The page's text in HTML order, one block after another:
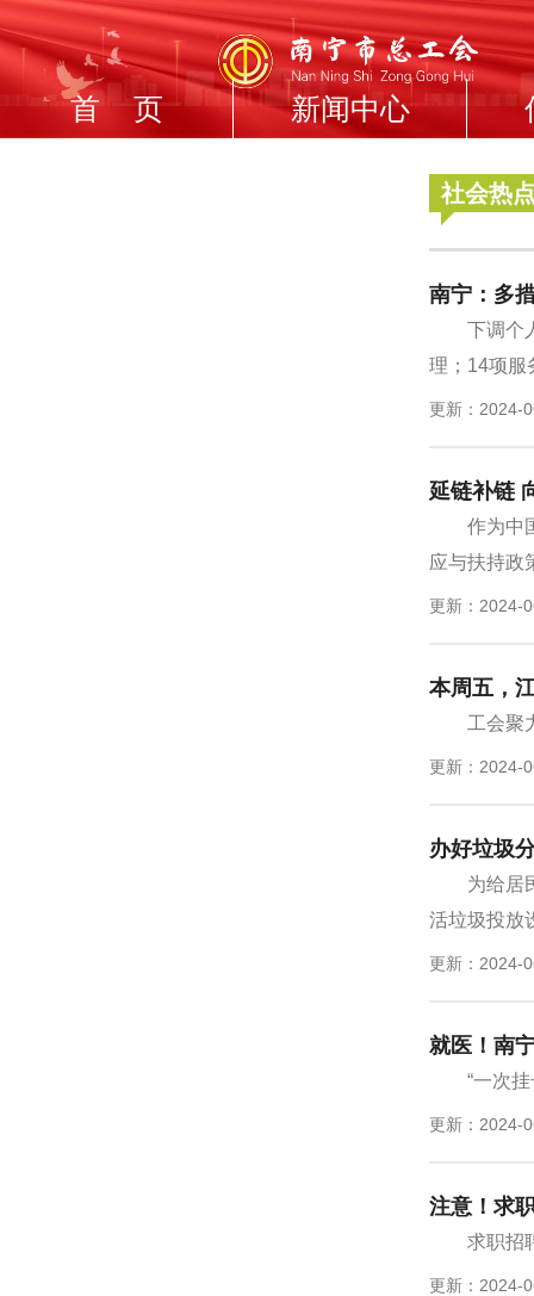
首 页 新闻中心
社会热
南宁：多
下调个
理；14项服
更新：2024-
延链补链
作为中
应与扶持政
更新：2024-
本周五，
工会聚
更新：2024-
办好垃圾
为给居
活垃圾投放
更新：2024-
就医！南
“一次
更新：2024-
注意！求
求职招
更新：2024-